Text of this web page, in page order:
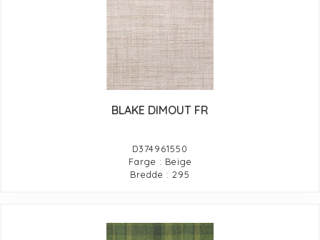
BLAKE DIMOUT FR
D374961550
Farge : Beige
Bredde : 295